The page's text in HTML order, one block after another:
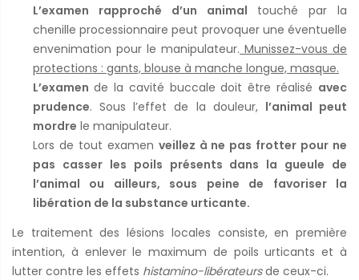
L’examen rapproché d’un animal touché par la
chenille processionnaire peut provoquer une éventuelle
envenimation pour le manipulateur. Munissez-vous de
protections : gants, blouse à manche longue, masque.
L’examen de la cavité buccale doit être réalisé avec
prudence. Sous l’effet de la douleur, l’animal peut
mordre le manipulateur.
Lors de tout examen veillez à ne pas frotter pour ne
pas casser les poils présents dans la gueule de
l’animal ou ailleurs, sous peine de favoriser la
libération de la substance urticante.
Le traitement des lésions locales consiste, en première
intention, à enlever le maximum de poils urticants et à
lutter contre les effets histamino-libérateursde ceux-ci.